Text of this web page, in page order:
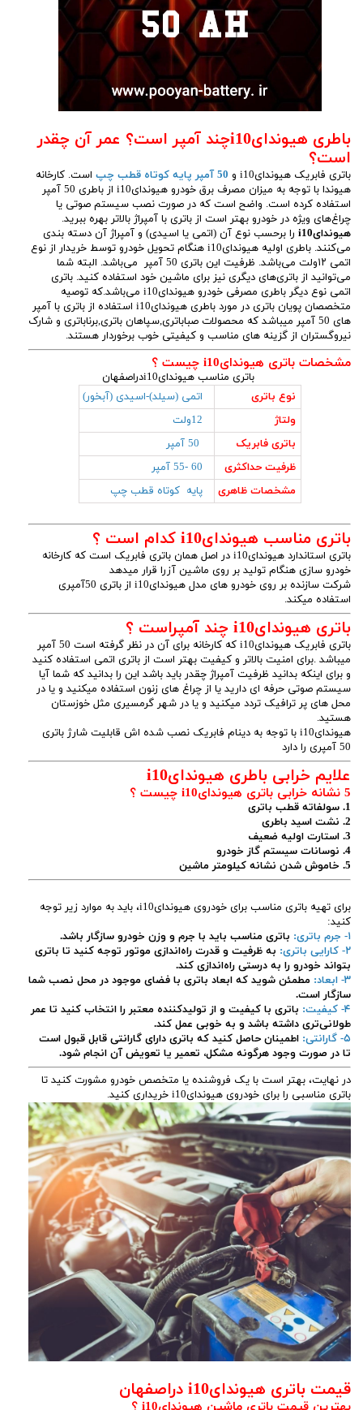
باطری هیوندایi10چند آمپر است؟ عمر آن چقدر
است؟
باتری فابریک هیوندایi10 و 50 آمپر پایه کوتاه قطب چپ
است. کارخانه
هیوندا با توجه به میزان مصرف برق خودرو هیوندایi10 از باطری 50 آمپر
استفاده کرده است. واضح است که در صورت نصب سیستم صوتی یا
چراغ‌های ویژه در خودرو بهتر است از باتری با آمپراژ بالاتر بهره ببرید.
هیوندایi10
را برحسب نوع آن (اتمی یا اسیدی) و آمپراژ آن دسته بندی
می‌کنند. باطری اولیه هیوندایi10 هنگام تحویل خودرو توسط خریدار از نوع
اتمی ۱۲ولت می‌باشد. ظرفیت این باتری 50 آمپر می‌باشد. البته شما
می‌توانید از باتری‌های دیگری نیز برای ماشین خود استفاده کنید. باتری
اتمی نوع دیگر باطری مصرفی خودرو هیوندایi10 می‌باشد.که توصیه
متخصصان پویان باتری در مورد باطری هیوندایi10 استفاده از باتری با آمپر
های 50 آمپر میباشد که محصولات صباباتری,سپاهان باتری,برناباتری و شارک
نیروگستران از گزینه های مناسب و کیفیتی خوب برخوردار هستند.
مشخصات باتری هیوندایi10 چیست ؟
باتری مناسب هیوندایi10دراصفهان
نوع باتری
اتمی (سیلد)-اسیدی (آبخور)
ولتاژ
باتری فابریک
ظرفیت حداکثری
مشخصات ظاهری
پایه کوتاه قطب چپ
باتری مناسب هیوندایi10 کدام است ؟
باتری استاندارد هیوندایi10 در اصل همان باتری فابریک است که کارخانه
خودرو سازی هنگام تولید بر روی ماشین آزرا قرار میدهد
شرکت سازنده بر روی خودرو های مدل هیوندایi10 از باتری 50آمپری
استفاده میکند.
باتری هیوندایi10 چند آمپراست ؟
باتری فابریک هیوندایi10 که کارخانه برای آن در نظر گرفته است 50 آمپر
میباشد .برای امنیت بالاتر و کیفیت بهتر است از باتری اتمی استفاده کنید
و برای اینکه بدانید ظرفیت آمپراژ چقدر باید باشد این را بدانید که شما آیا
سیستم صوتی حرفه ای دارید یا از چراغ های زنون استفاده میکنید و یا در
محل های پر ترافیک تردد میکنید و یا در شهر گرمسیری مثل خوزستان
هستید.
هیوندایi10 با توجه به دینام فابریک نصب شده اش قابلیت شارژ باتری
50 آمپری را دارد
علایم خرابی باطری هیوندایi10
5 نشانه خرابی باتری هیوندایi10 چیست ؟
1. سولفاته قطب باتری
2. نشت اسید باطری
3. استارت اولیه ضعیف
4. نوسانات سیستم گاز خودرو
5. خاموش شدن نشانه کیلومتر ماشین
برای تهیه باتری مناسب برای خودروی هیوندایi10، باید به موارد زیر توجه
کنید:
۱- جرم باتری:
باتری مناسب باید با جرم و وزن خودرو سازگار باشد.
۲- کارایی باتری:
به ظرفیت و قدرت راه‌اندازی موتور توجه کنید تا باتری
بتواند خودرو را به درستی راه‌اندازی کند.
۳- ابعاد:
مطمئن شوید که ابعاد باتری با فضای موجود در محل نصب شما
سازگار است.
۴- کیفیت:
باتری با کیفیت و از تولیدکننده معتبر را انتخاب کنید تا عمر
طولانی‌تری داشته باشد و به خوبی عمل کند.
۵- گارانتی:
اطمینان حاصل کنید که باتری دارای گارانتی قابل قبول است
تا در صورت وجود هرگونه مشکل، تعمیر یا تعویض آن انجام شود.
در نهایت، بهتر است با یک فروشنده یا متخصص خودرو مشورت کنید تا
باتری مناسبی را برای خودروی هیوندایi10 خریداری کنید.
قیمت باتری هیوندایi10 دراصفهان